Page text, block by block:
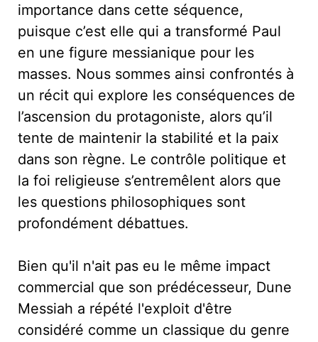
importance dans cette séquence,
puisque c’est elle qui a transformé Paul
en une figure messianique pour les
masses. Nous sommes ainsi confrontés à
un récit qui explore les conséquences de
l’ascension du protagoniste, alors qu’il
tente de maintenir la stabilité et la paix
dans son règne. Le contrôle politique et
la foi religieuse s’entremêlent alors que
les questions philosophiques sont
profondément débattues.
Bien qu'il n'ait pas eu le même impact
commercial que son prédécesseur, Dune
Messiah a répété l'exploit d'être
considéré comme un classique du genre